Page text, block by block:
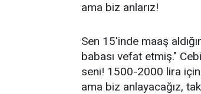
ama biz anlarız!
Sen 15'inde maaş
babası vefat etmiş."
seni! 1500-2000 lira
ama biz anlayacağız,